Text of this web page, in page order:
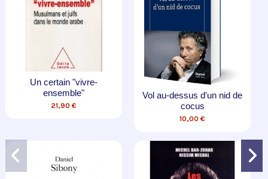
Vol au-dessus d'un nid de
cocus
Les juifs dans le Coran
17,00 €